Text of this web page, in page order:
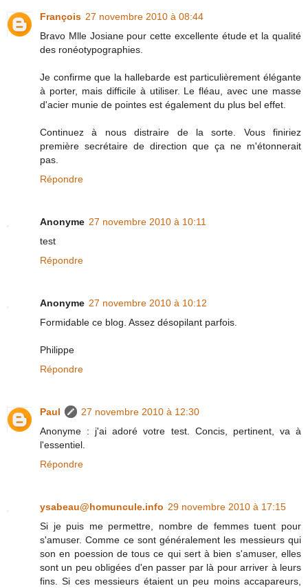
François 27 novembre 2010 à 08:44
Bravo Mlle Josiane pour cette excellente étude et la qualité
des ronéotypographies.
Je confirme que la hallebarde est particulièrement élégante
à porter, mais difficile à utiliser. Le fléau, avec une masse
d'acier munie de pointes est également du plus bel effet.
Continuez à nous distraire de la sorte. Vous finiriez
première secrétaire de direction que ça ne m'étonnerait
pas.
Répondre
Anonyme 27 novembre 2010 à 10:11
test
Répondre
Anonyme 27 novembre 2010 à 10:12
Formidable ce blog. Assez désopilant parfois.
Philippe
Répondre
Paul
27 novembre 2010 à 12:30
Anonyme : j'ai adoré votre test. Concis, pertinent, va à
l'essentiel.
Répondre
ysabeau@homuncule.info 29 novembre 2010 à 17:15
Si je puis me permettre, nombre de femmes tuent pour
s'amuser. Comme ce sont généralement les messieurs qui
son en poession de tous ce qui sert à bien s'amuser, elles
sont un peu obligées d'en passer par là pour arriver à leurs
fins. Si ces messieurs étaient un peu moins accapareurs,